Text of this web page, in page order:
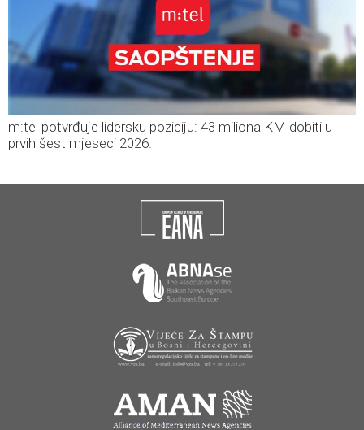
m:tel potvrđuje lidersku poziciju: 43 miliona KM dobiti u
prvih šest mjeseci 2026.